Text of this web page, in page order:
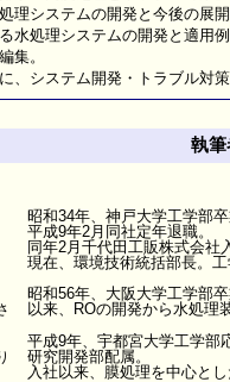
理システムの開発と今後の展
水処理システムの開発と適用
集。
、システム開発・トラブル対
執筆
昭和34年、神戸大学工学部
平成9年2月同社定年退職。
同年2月千代田工販株式会社
現在、環境技術統括部長。
昭和56年、大阪大学工学部
以来、ROの開発から水処理
平成9年、宇都宮大学工学部
研究開発部配属。
入社以来、膜処理を中心と